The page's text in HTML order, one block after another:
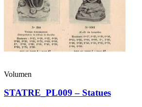
Volumen
STATRE_PL009 – Statues